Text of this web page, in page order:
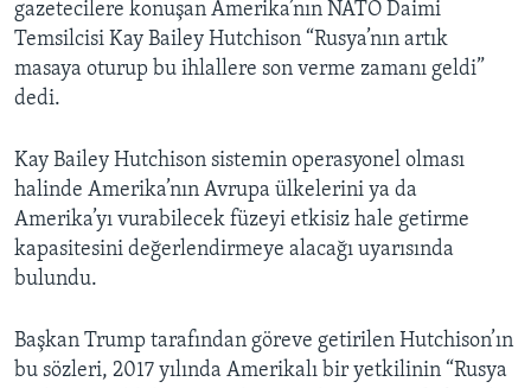
gazetecilere konuşan Amerika’nın NATO Daimi
Temsilcisi Kay Bailey Hutchison “Rusya’nın artık
masaya oturup bu ihlallere son verme zamanı geldi”
dedi.
Kay Bailey Hutchison sistemin operasyonel olması
halinde Amerika’nın Avrupa ülkelerini ya da
Amerika’yı vurabilecek füzeyi etkisiz hale getirme
kapasitesini değerlendirmeye alacağı uyarısında
bulundu.
Başkan Trump tarafından göreve getirilen Hutchison’ın
bu sözleri, 2017 yılında Amerikalı bir yetkilinin “Rusya